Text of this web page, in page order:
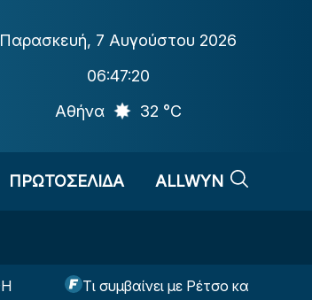
Παρασκευή, 7 Αυγούστου 2026
06:47:21
Αθήνα
32 °C
ΠΡΩΤΟΣΕΛΙΔΑ ALLWYN
Τι συμβαίνει με Ρέτσο και Έσε ενόψει